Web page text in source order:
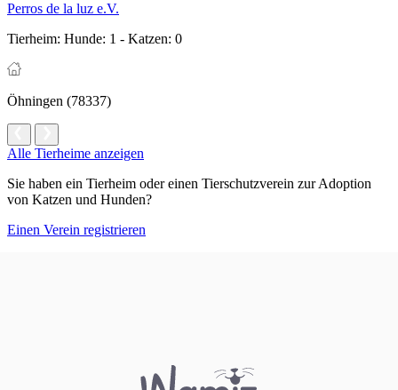
Perros de la luz e.V.
Tierheim: Hunde: 1 - Katzen: 0
Öhningen (78337)
Alle Tierheime anzeigen
Sie haben ein Tierheim oder einen Tierschutzverein zur Adoption
von Katzen und Hunden?
Einen Verein registrieren